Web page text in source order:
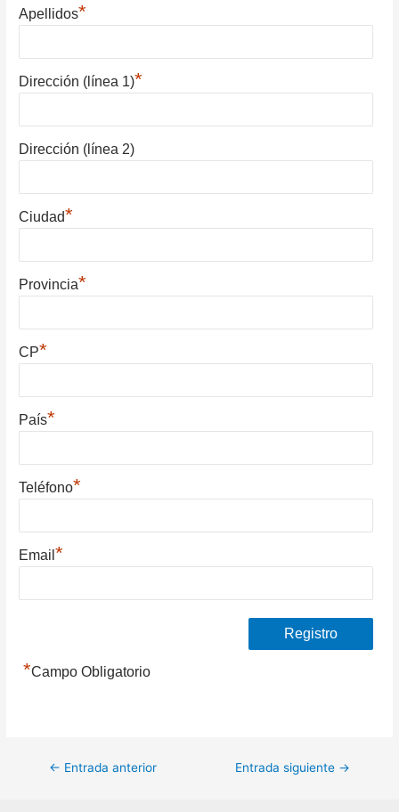
Apellidos*
Dirección (línea 1)*
Dirección (línea 2)
Ciudad*
Provincia*
CP*
País*
Teléfono*
Email*
*Campo Obligatorio
Navegación
← Entrada anterior Entrada siguiente →